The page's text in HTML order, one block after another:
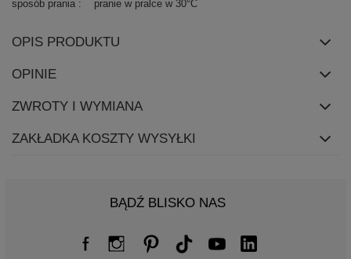
sposób prania pranie w pralce w 30°C
OPIS PRODUKTU
OPINIE
ZWROTY I WYMIANA
ZAKŁADKA KOSZTY WYSYŁKI
BĄDŹ BLISKO NAS